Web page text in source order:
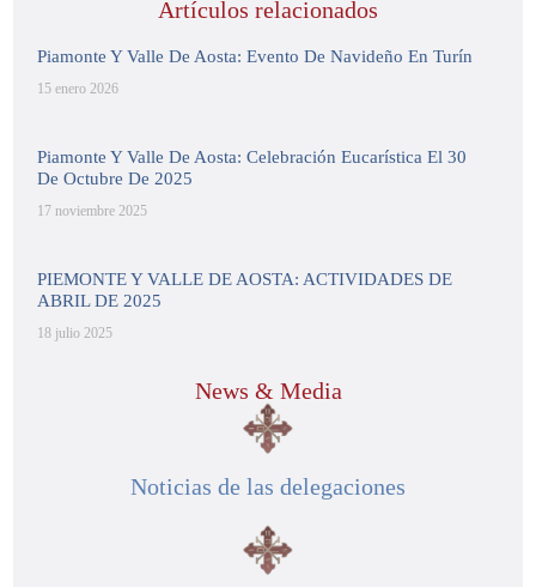
Artículos relacionados
Piamonte Y Valle De Aosta: Evento De Navideño En Turín
15 enero 2026
Piamonte Y Valle De Aosta: Celebración Eucarística El 30
De Octubre De 2025
17 noviembre 2025
PIEMONTE Y VALLE DE AOSTA: ACTIVIDADES DE
ABRIL DE 2025
18 julio 2025
News & Media
Noticias de las delegaciones